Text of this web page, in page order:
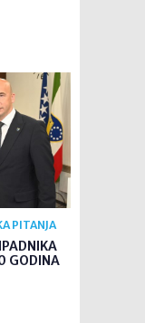
PITANJA
GODINA